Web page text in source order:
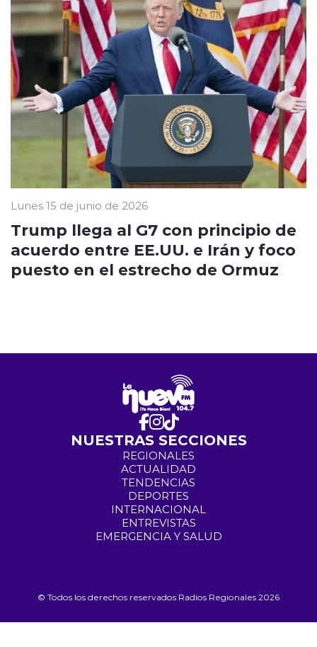
Lunes 15 de junio de 2026
Trump llega al G7 con principio de
acuerdo entre EE.UU. e Irán y foco
puesto en el estrecho de Ormuz
NUESTRAS SECCIONES
REGIONALES
ACTUALIDAD
TENDENCIAS
DEPORTES
INTERNACIONAL
ENTREVISTAS
EMERGENCIA Y SALUD
© Todos los derechos reservados Radios Regionales 2026